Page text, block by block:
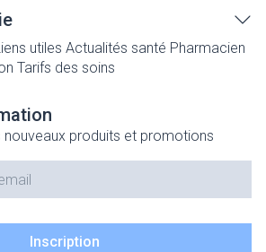
utiles Actualités santé Pharmacien
Tarifs des soins
nouveaux produits et promotions
Inscription